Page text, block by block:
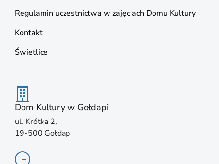
Regulamin uczestnictwa w zajęciach Domu Kultury
Kontakt
Świetlice
Dom Kultury w Gołdapi
ul. Krótka 2,
19-500 Gołdap